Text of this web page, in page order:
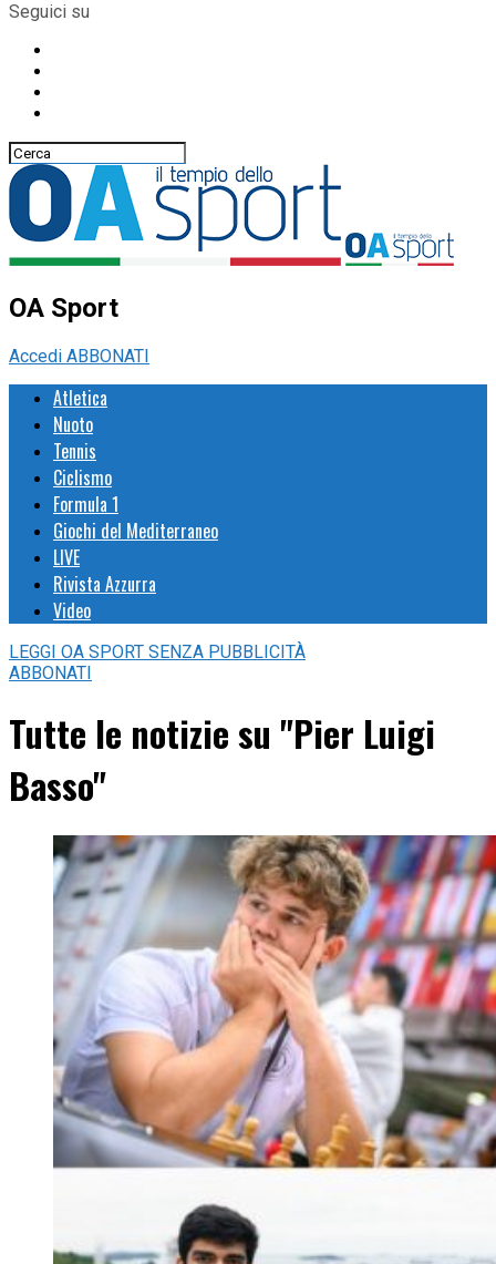
Seguici su
OA Sport
Accedi ABBONATI
Atletica
Nuoto
Tennis
Ciclismo
Formula 1
Giochi del Mediterraneo
LIVE
Rivista Azzurra
Video
LEGGI OA SPORT SENZA PUBBLICITÀ
ABBONATI
Tutte le notizie su "Pier Luigi
Basso"